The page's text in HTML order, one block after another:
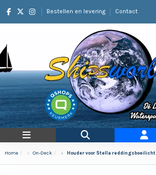
Bestellen en levering Contact
Home On-Deck Houder voor Stella reddingsboeilicht